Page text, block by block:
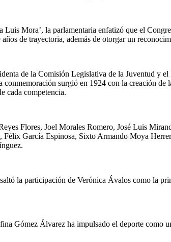
Mora’, la parlamentaria enfatizó que el
de trayectoria, además de otorgar un
de la Comisión Legislativa de la Juventud y
surgió en 1924 con la creación
cada competencia.
Flores, Joel Morales Romero, José Luis
García Espinosa, Sixto Armando Moya
la participación de Verónica Ávalos como la
Gómez Álvarez ha impulsado el deporte